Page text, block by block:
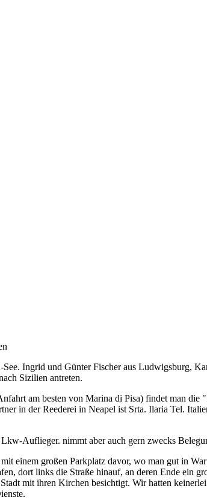
Ingrid und Günter Fischer aus Ludwigsburg,
Sizilien antreten.
am besten von Marina di Pisa) findet man
in der Reederei in Neapel ist Srta. Ilaria Tel.
Auflieger. nimmt aber auch gern zwecks
einem großen Parkplatz davor, wo man gut in
dort links die Straße hinauf, an deren Ende ein
mit ihren Kirchen besichtigt. Wir hatten